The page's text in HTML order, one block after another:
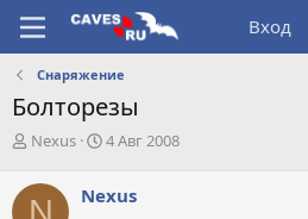
Вход
Снаряжение
Болторезы
А
т
о
Nexus
Д
а
4 Авг 2008
N Nexus